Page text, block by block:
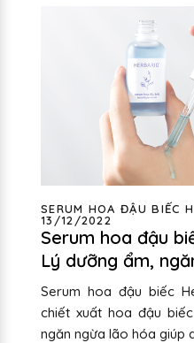
SERUM HOA ĐẬU BIẾC
13/12/2022
Serum hoa đậu
Lý dưỡng ẩm,
Serum hoa đậu biếc
chiết xuất hoa đậu
ngăn ngừa lão hóa giúp